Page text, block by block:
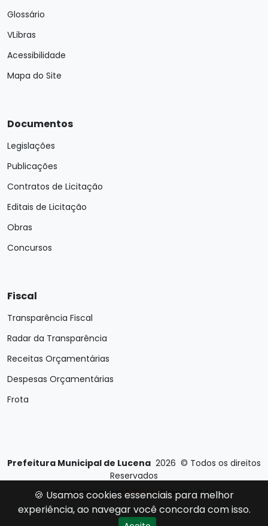
Glossário
VLibras
Acessibilidade
Mapa do Site
Documentos
Legislações
Publicações
Contratos de Licitação
Editais de Licitação
Obras
Concursos
Fiscal
Transparência Fiscal
Radar da Transparência
Receitas Orçamentárias
Despesas Orçamentárias
Frota
Prefeitura Municipal de Lucena 2026 © Todos os direitos
Reservados
Desenvolvido porE-Ticons| Versão: 2.4.1
🍪 Usamos cookies essenciais para melhor
experiência, ao navegar você concorda com isso.